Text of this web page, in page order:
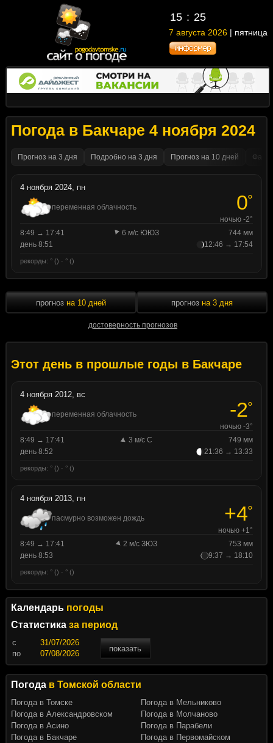
15 25
7 августа 2026 | пятница
Погода в Бакчаре 4 ноября 2024
Прогноз на 3 дня Подробно на 3 дня Прогноз на 10 дней
4 ноября 2024, пн
переменная облачность 0°
ночью -2°
8:49 → 17:41
6 м/с ЮЮЗ
744 мм
день 8:51
12:46 → 17:54
рекорды: ° () · ° ()
прогноз на 10 дней
достоверность прогнозов
прогноз на 3 дня
Этот день в прошлые годы в Бакчаре
4 ноября 2012, вс
переменная облачность -2°
ночью -3°
8:49 → 17:41
3 м/с С
749 мм
день 8:52
21:36 → 13:33
рекорды: ° () · ° ()
4 ноября 2013, пн
пасмурно возможен дождь +4°
ночью +1°
8:49 → 17:41
2 м/с ЗЮЗ
753 мм
день 8:53
9:37 → 18:10
рекорды: ° () · ° ()
Календарь погоды
Статистика за период
c
показать
по
Погода в Томской области
Погода в Томске
Погода в Александровском
Погода в Асино
Погода в Бакчаре
Погода в Мельниково
Погода в Молчаново
Погода в Парабели
Погода в Первомайском